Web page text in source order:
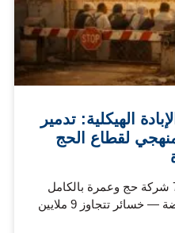
الهيكلية: تدمير
لقطاع الحج
دراسة جديدة: الاحتلال دمّر 78 شركة حج وعمرة بالكامل
وحرم 10 آلاف غزي من الفريضة — خسائر تتجاوز 9 ملايين